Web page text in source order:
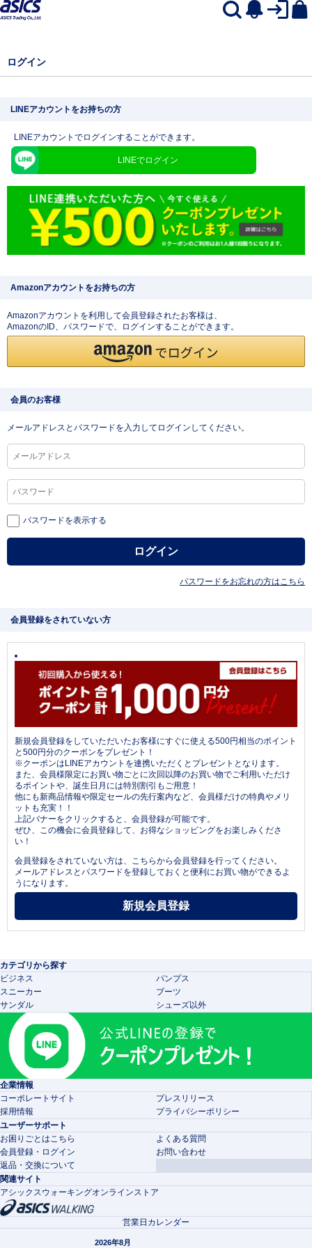
ログイン
LINEアカウントをお持ちの方
LINEアカウントでログインすることができます。
LINEでログイン
Amazonアカウントをお持ちの方
Amazonアカウントを利用して会員登録されたお客様は、
AmazonのID、パスワードで、ログインすることができます。
会員のお客様
メールアドレスとパスワードを入力してログインしてください。
パスワードを表示する
パスワードをお忘れの方はこちら
会員登録をされていない方
新規会員登録をしていただいたお客様にすぐに使える500円相当のポイント
と500円分のクーポンをプレゼント！
※クーポンはLINEアカウントを連携いただくとプレゼントとなります。
また、会員様限定にお買い物ごとに次回以降のお買い物でご利用いただけ
るポイントや、誕生日月には特別割引もご用意！
他にも新商品情報や限定セールの先行案内など、会員様だけの特典やメリ
ットも充実！！
上記バナーをクリックすると、会員登録が可能です。
ぜひ、この機会に会員登録して、お得なショッピングをお楽しみくださ
い！
会員登録をされていない方は、こちらから会員登録を行ってください。
メールアドレスとパスワードを登録しておくと便利にお買い物ができるよ
うになります。
カテゴリから探す
ビジネス
パンプス
スニーカー
ブーツ
サンダル
シューズ以外
企業情報
コーポレートサイト
プレスリリース
採用情報
プライバシーポリシー
ユーザーサポート
お困りごとはこちら
よくある質問
会員登録・ログイン
お問い合わせ
返品・交換について
関連サイト
アシックスウォーキングオンラインストア
営業日カレンダー
2026年8月